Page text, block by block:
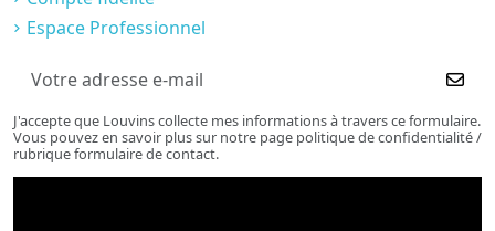
Espace Professionnel
J'accepte que Louvins collecte mes informations à travers ce formulaire.
Vous pouvez en savoir plus sur notre page politique de confidentialité /
rubrique formulaire de contact.